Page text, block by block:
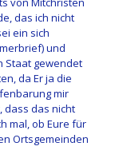
das ich nicht
ein sich
und
Staat gewendet
da Er ja die
mir
dass das nicht
mal, ob Eure für
Ortsgemeinden